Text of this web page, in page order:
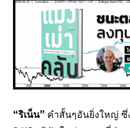
“ริเน็น” คำสั้นๆอันยิ่งใหญ่ ซึ่